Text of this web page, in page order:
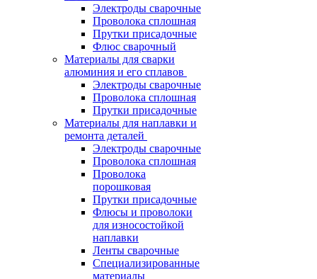
Электроды сварочные
Проволока сплошная
Прутки присадочные
Флюс сварочный
Материалы для сварки
алюминия и его сплавов
Электроды сварочные
Проволока сплошная
Прутки присадочные
Материалы для наплавки и
ремонта деталей
Электроды сварочные
Проволока сплошная
Проволока
порошковая
Прутки присадочные
Флюсы и проволоки
для износостойкой
наплавки
Ленты сварочные
Специализированные
материалы